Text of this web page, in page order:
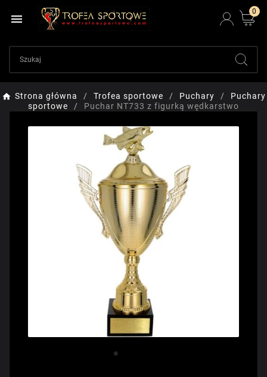

0
Strona główna Trofea sportowe Puchary
Puchary
sportowe
Puchar NT733 z figurką wędkarstwo